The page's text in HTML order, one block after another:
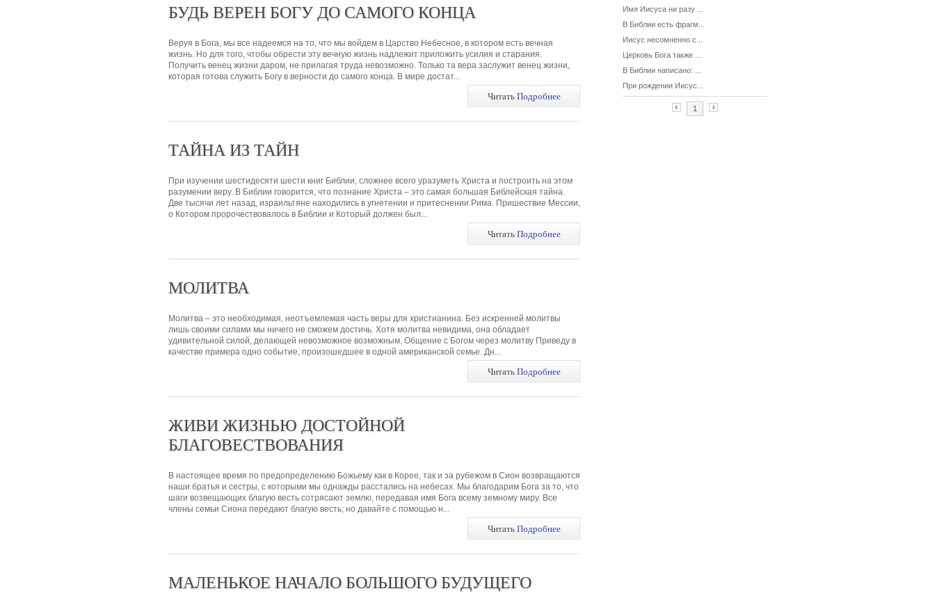
БУДЬ ВЕРЕН БОГУ ДО САМОГО КОНЦА
Веруя в Бога, мы все надеемся на то, что мы войдем в Царство Небесное, в котором есть вечная
жизнь. Но для того, чтобы обрести эту вечную жизнь надлежит приложить усилия и старания.
Получить венец жизни даром, не прилагая труда невозможно. Только та вера заслужит венец жизни,
которая готова служить Богу в верности до самого конца. В мире достат...
ЧитатьПодробнее
ТАЙНА ИЗ ТАЙН
При изучении шестидесяти шести книг Библии, сложнее всего уразуметь Христа и построить на этом
разумении веру. В Библии говорится, что познание Христа – это самая большая Библейская тайна.
Две тысячи лет назад, израильтяне находились в угнетении и притеснении Рима. Пришествие Мессии,
о Котором пророчествовалось в Библии и Который должен был...
ЧитатьПодробнее
МОЛИТВА
Молитва – это необходимая, неотъемлемая часть веры для христианина. Без искренней молитвы
лишь своими силами мы ничего не сможем достичь. Хотя молитва невидима, она обладает
удивительной силой, делающей невозможное возможным. Общение с Богом через молитву Приведу в
качестве примера одно событие, произошедшее в одной американской семье. Дн...
ЧитатьПодробнее
ЖИВИ ЖИЗНЬЮ ДОСТОЙНОЙ
БЛАГОВЕСТВОВАНИЯ
В настоящее время по предопределению Божьему как в Корее, так и за рубежом в Сион возвращаются
наши братья и сестры, с которыми мы однажды расстались на небесах. Мы благодарим Бога за то, что
шаги возвещающих благую весть сотрясают землю, передавая имя Бога всему земному миру. Все
члены семьи Сиона передают благую весть; но давайте с помощью н...
ЧитатьПодробнее
МАЛЕНЬКОЕ НАЧАЛО БОЛЬШОГО БУДУЩЕГО